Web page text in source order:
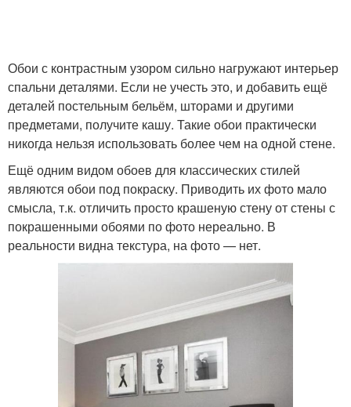
Обои с контрастным узором сильно нагружают интерьер
спальни деталями. Если не учесть это, и добавить ещё
деталей постельным бельём, шторами и другими
предметами, получите кашу. Такие обои практически
никогда нельзя использовать более чем на одной стене.
Ещё одним видом обоев для классических стилей
являются обои под покраску. Приводить их фото мало
смысла, т.к. отличить просто крашеную стену от стены с
покрашенными обоями по фото нереально. В
реальности видна текстура, на фото — нет.